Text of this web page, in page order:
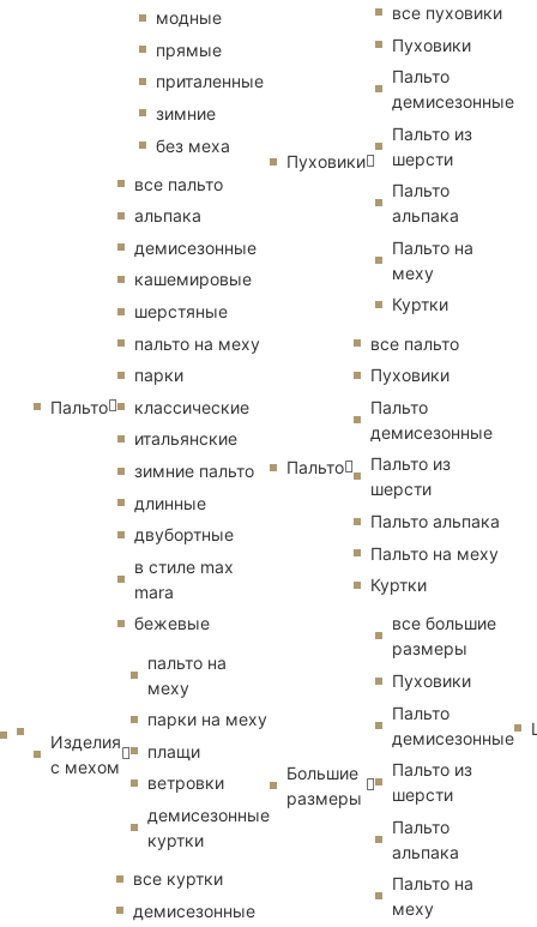
модные
прямые
приталенные
зимние
без меха
Пальто
все пальто
альпака
демисезонные
кашемировые
шерстяные
пальто на меху
парки
классические
итальянские
зимние пальто
длинные
двубортные
в стиле max
mara
бежевые
Изделия
с мехом
пальто на
меху
парки на меху
плащи
ветровки
демисезонные
куртки
все куртки
демисезонные
Пуховики
все пуховики
Пуховики
Пальто
демисезонные
Пальто из
шерсти
Пальто
альпака
Пальто на
меху
Куртки
Пальто
все пальто
Пуховики
Пальто
демисезонные
Пальто из
шерсти
Пальто альпака
Пальто на меху
Куртки
Большие
размеры
все большие
размеры
Пуховики
Пальто
демисезонные
Пальто из
шерсти
Пальто
альпака
Пальто на
меху